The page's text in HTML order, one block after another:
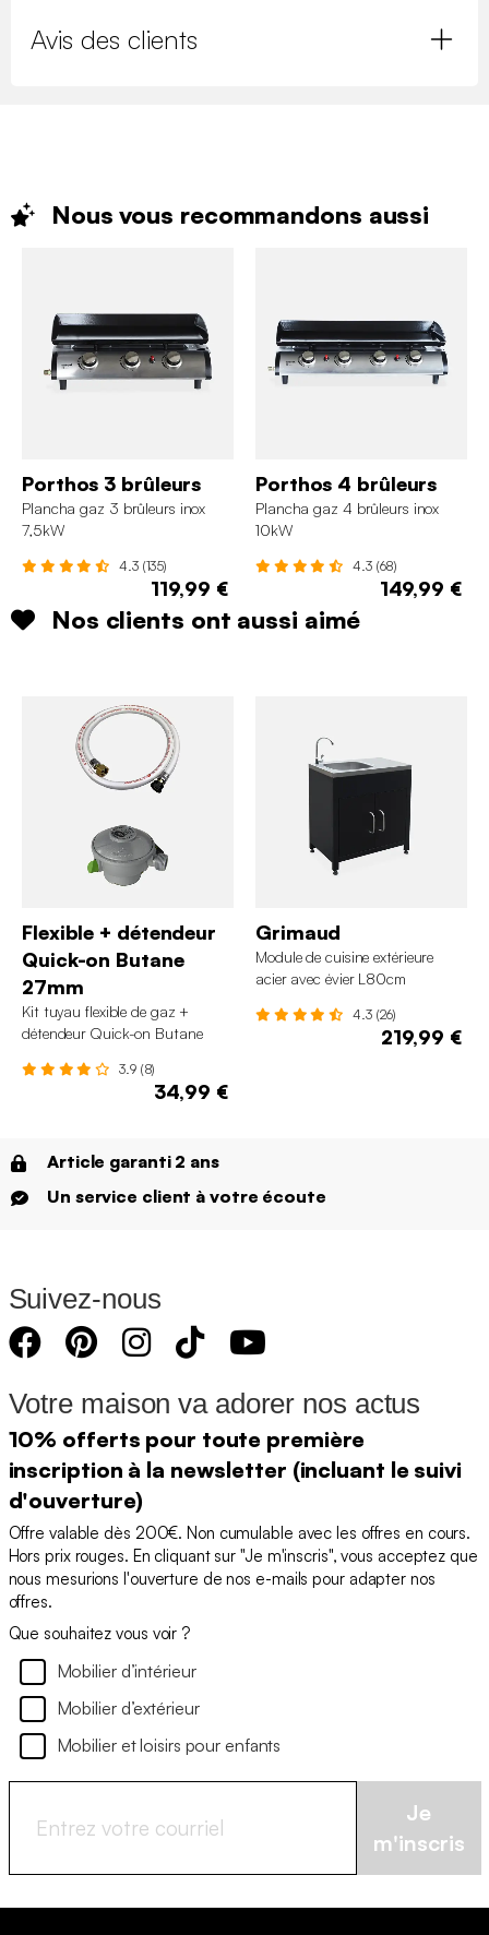
Avis des clients
Nous vous recommandons aussi
Porthos 3 brûleurs
Plancha gaz 3 brûleurs inox
7,5kW
4.3 (135)
119,99 €
Porthos 4 brûleurs
Plancha gaz 4 brûleurs inox
10kW
4.3 (68)
149,99 €
Nos clients ont aussi aimé
Flexible + détendeur
Quick-on Butane
27mm
Kit tuyau flexible de gaz +
détendeur Quick-on Butane
3.9 (8)
34,99 €
Grimaud
Module de cuisine extérieure
acier avec évier L80cm
4.3 (26)
219,99 €
Article garanti 2 ans
Un service client à votre écoute
Suivez-nous
Votre maison va adorer nos actus
10% offerts pour toute première
inscription à la newsletter (incluant le suivi
d'ouverture)
Offre valable dès 200€. Non cumulable avec les offres en cours.
Hors prix rouges. En cliquant sur "Je m'inscris", vous acceptez que
nous mesurions l'ouverture de nos e-mails pour adapter nos
offres.
Que souhaitez vous voir ?
Mobilier d’intérieur
Mobilier d’extérieur
Mobilier et loisirs pour enfants
Je
m'inscris